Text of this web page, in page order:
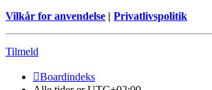
Vilkår for anvendelse | Privatlivspolitik
Tilmeld
Boardindeks